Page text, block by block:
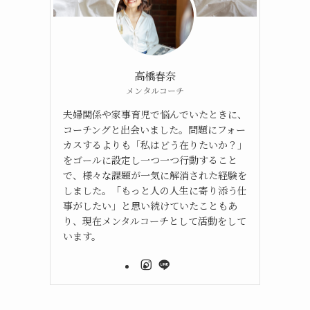
高橋春奈
メンタルコーチ
夫婦関係や家事育児で悩んでいたときに、
コーチングと出会いました。問題にフォー
カスするよりも「私はどう在りたいか？」
をゴールに設定し一つ一つ行動すること
で、様々な課題が一気に解消された経験を
しました。「もっと人の人生に寄り添う仕
事がしたい」と思い続けていたこともあ
り、現在メンタルコーチとして活動をして
います。